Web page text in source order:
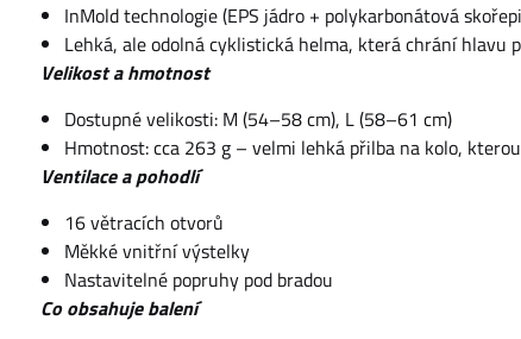
InMold technologie (EPS jádro + polykarbonátová
Lehká, ale odolná cyklistická helma, která chrání hlavu
Velikost a hmotnost
Dostupné velikosti: M (54–58 cm), L (58–61 cm)
Hmotnost: cca 263 g – velmi lehká přilba na kolo,
Ventilace a pohodlí
16 větracích otvorů
Měkké vnitřní výstelky
Nastavitelné popruhy pod bradou
Co obsahuje balení